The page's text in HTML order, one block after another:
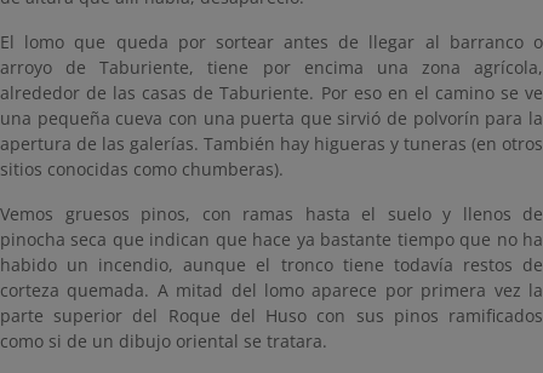
El lomo que queda por sortear antes de llegar al barranco o
arroyo de Taburiente, tiene por encima una zona agrícola,
alrededor de las casas de Taburiente. Por eso en el camino se ve
una pequeña cueva con una puerta que sirvió de polvorín para la
apertura de las galerías. También hay higueras y tuneras (en otros
sitios conocidas como chumberas).
Vemos gruesos pinos, con ramas hasta el suelo y llenos de
pinocha seca que indican que hace ya bastante tiempo que no ha
habido un incendio, aunque el tronco tiene todavía restos de
corteza quemada. A mitad del lomo aparece por primera vez la
parte superior del Roque del Huso con sus pinos ramificados
como si de un dibujo oriental se tratara.